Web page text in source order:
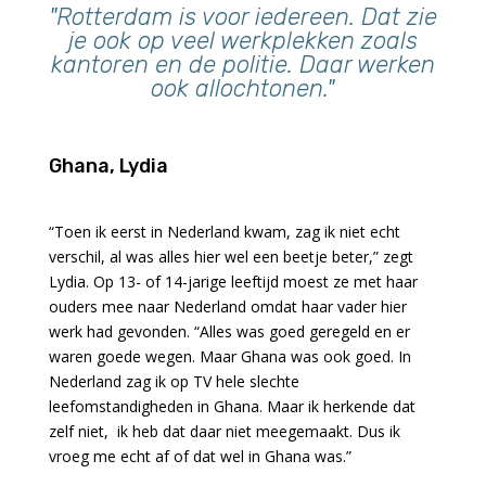
"Rotterdam is voor iedereen. Dat zie
je ook op veel werkplekken zoals
kantoren en de politie. Daar werken
ook allochtonen."
Ghana, Lydia
“Toen ik eerst in Nederland kwam, zag ik niet echt
verschil, al was alles hier wel een beetje beter,” zegt
Lydia. Op 13- of 14-jarige leeftijd moest ze met haar
ouders mee naar Nederland omdat haar vader hier
werk had gevonden. “Alles was goed geregeld en er
waren goede wegen. Maar Ghana was ook goed. In
Nederland zag ik op TV hele slechte
leefomstandigheden in Ghana. Maar ik herkende dat
zelf niet, ik heb dat daar niet meegemaakt. Dus ik
vroeg me echt af of dat wel in Ghana was.”